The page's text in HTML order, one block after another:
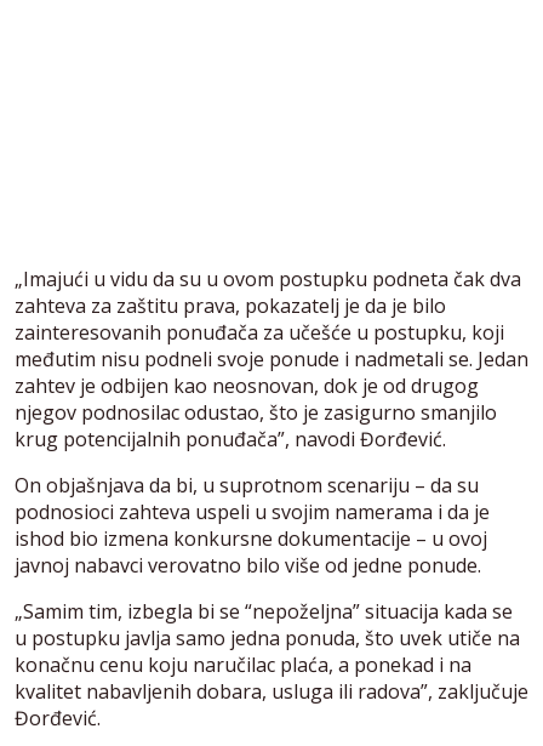
„Imajući u vidu da su u ovom postupku podneta čak dva
zahteva za zaštitu prava, pokazatelj je da je bilo
zainteresovanih ponuđača za učešće u postupku, koji
međutim nisu podneli svoje ponude i nadmetali se. Jedan
zahtev je odbijen kao neosnovan, dok je od drugog
njegov podnosilac odustao, što je zasigurno smanjilo
krug potencijalnih ponuđača”, navodi Đorđević.
On objašnjava da bi, u suprotnom scenariju – da su
podnosioci zahteva uspeli u svojim namerama i da je
ishod bio izmena konkursne dokumentacije – u ovoj
javnoj nabavci verovatno bilo više od jedne ponude.
„Samim tim, izbegla bi se “nepoželjna” situacija kada se
u postupku javlja samo jedna ponuda, što uvek utiče na
konačnu cenu koju naručilac plaća, a ponekad i na
kvalitet nabavljenih dobara, usluga ili radova”, zaključuje
Đorđević.